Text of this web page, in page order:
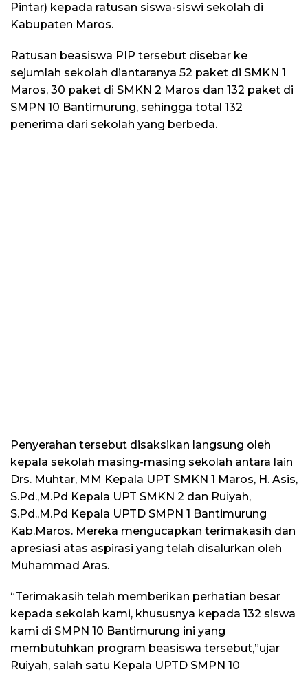
Pintar) kepada ratusan siswa-siswi sekolah di
Kabupaten Maros.
Ratusan beasiswa PIP tersebut disebar ke
sejumlah sekolah diantaranya 52 paket di SMKN 1
Maros, 30 paket di SMKN 2 Maros dan 132 paket di
SMPN 10 Bantimurung, sehingga total 132
penerima dari sekolah yang berbeda.
Penyerahan tersebut disaksikan langsung oleh
kepala sekolah masing-masing sekolah antara lain
Drs. Muhtar, MM Kepala UPT SMKN 1 Maros, H. Asis,
S.Pd.,M.Pd Kepala UPT SMKN 2 dan Ruiyah,
S.Pd.,M.Pd Kepala UPTD SMPN 1 Bantimurung
Kab.Maros. Mereka mengucapkan terimakasih dan
apresiasi atas aspirasi yang telah disalurkan oleh
Muhammad Aras.
“Terimakasih telah memberikan perhatian besar
kepada sekolah kami, khususnya kepada 132 siswa
kami di SMPN 10 Bantimurung ini yang
membutuhkan program beasiswa tersebut,”ujar
Ruiyah, salah satu Kepala UPTD SMPN 10